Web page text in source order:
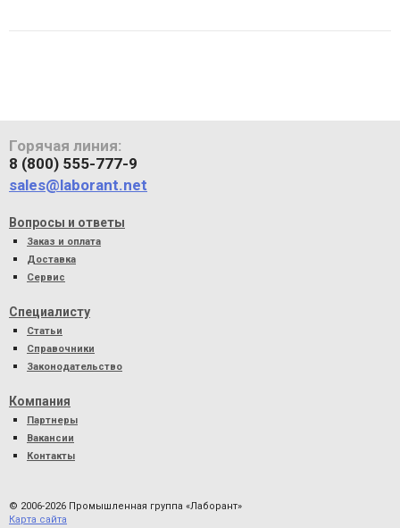
Горячая линия:
8 (800) 555-777-9
sales@laborant.net
Вопросы и ответы
Заказ и оплата
Доставка
Сервис
Специалисту
Статьи
Справочники
Законодательство
Компания
Партнеры
Вакансии
Контакты
© 2006-2026 Промышленная группа «Лаборант»
Карта сайта